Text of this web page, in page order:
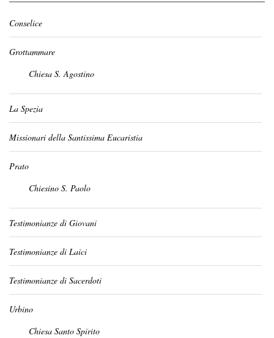
Conselice
Grottammare
Chiesa S. Agostino
La Spezia
Missionari della Santissima Eucaristia
Prato
Chiesino S. Paolo
Testimonianze di Giovani
Testimonianze di Laici
Testimonianze di Sacerdoti
Urbino
Chiesa Santo Spirito